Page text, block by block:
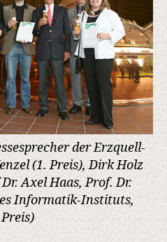
der Erzquell-
(1. Preis), Dirk Holz
Axel Haas, Prof. Dr.
Informatik-Instituts,